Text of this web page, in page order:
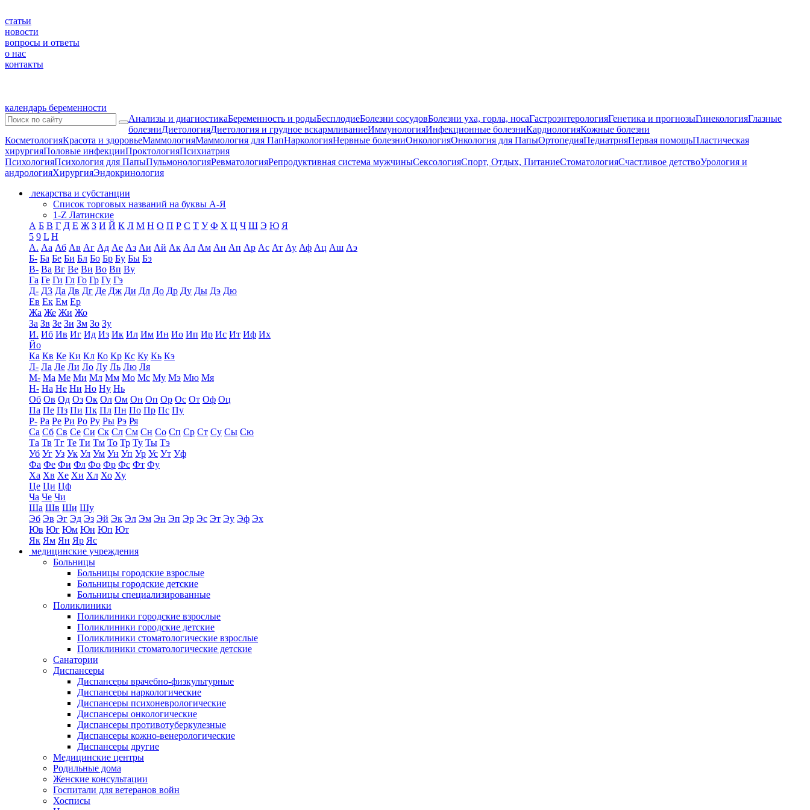
статьи
новости
вопросы и ответы
о нас
контакты
календарь беременности
Анализы и диагностикаБеременность и родыБесплодиеБолезни сосудовБолезни уха, горла, носаГастроэнтерологияГенетика и прогнозыГинекологияГлазные
болезниДиетологияДиетология и грудное вскармливаниеИммунологияИнфекционные болезниКардиологияКожные болезни
КосметологияКрасота и здоровьеМаммологияМаммология для ПапНаркологияНервные болезниОнкологияОнкология для ПапыОртопедияПедиатрияПервая помощьПластическая
хирургияПоловые инфекцииПроктологияПсихиатрия
ПсихологияПсихология для ПапыПульмонологияРевматологияРепродуктивная система мужчиныСексологияСпорт, Отдых, ПитаниеСтоматологияСчастливое детствоУрология и
андрологияХирургияЭндокринология
лекарства и субстанции
Список торговых названий на буквы А-Я
1-Z Латинские
А Б В Г Д Е Ж З И Й К Л М Н О П Р С Т У Ф Х Ц Ч Ш Э Ю Я
5 9 L H
А. Аа Аб Ав Аг Ад Ае Аз Аи Ай Ак Ал Ам Ан Ап Ар Ас Ат Ау Аф Ац Аш Аэ
Б- Ба Бе Би Бл Бо Бр Бу Бы Бэ
В- Ва Вг Ве Ви Во Вп Ву
Га Ге Ги Гл Го Гр Гу Гэ
Д- Д3 Да Дв Дг Де Дж Ди Дл До Др Ду Ды Дэ Дю
Ев Ек Ем Ер
Жа Же Жи Жо
За Зв Зе Зи Зм Зо Зу
И. Иб Ив Иг Ид Из Ик Ил Им Ин Ио Ип Ир Ис Ит Иф Их
Йо
Ка Кв Ке Ки Кл Ко Кр Кс Ку Кь Кэ
Л- Ла Ле Ли Ло Лу Ль Лю Ля
М- Ма Ме Ми Мл Мм Мо Мс Му Мэ Мю Мя
Н- На Не Ни Но Ну Нь
Об Ов Од Оз Ок Ол Ом Он Оп Ор Ос От Оф Оц
Па Пе Пз Пи Пк Пл Пн По Пр Пс Пу
Р- Ра Ре Ри Ро Ру Ры Рэ Ря
Са Сб Св Се Си Ск Сл См Сн Со Сп Ср Ст Су Сы Сю
Та Тв Тг Те Ти Тм То Тр Ту Ты Тэ
Уб Уг Уз Ук Ул Ум Ун Уп Ур Ус Ут Уф
Фа Фе Фи Фл Фо Фр Фс Фт Фу
Ха Хв Хе Хи Хл Хо Ху
Це Ци Цф
Ча Че Чи
Ша Шв Ши Шу
Эб Эв Эг Эд Эз Эй Эк Эл Эм Эн Эп Эр Эс Эт Эу Эф Эх
Юв Юг Юм Юн Юп Ют
Як Ям Ян Яр Яс
медицинские учреждения
Больницы
Больницы городские взрослые
Больницы городские детские
Больницы специализированные
Поликлиники
Поликлиники городские взрослые
Поликлиники городские детские
Поликлиники стоматологические взрослые
Поликлиники стоматологические детские
Санатории
Диспансеры
Диспансеры врачебно-физкультурные
Диспансеры наркологические
Диспансеры психоневрологические
Диспансеры онкологические
Диспансеры противотуберкулезные
Диспансеры кожно-венерологические
Диспансеры другие
Медицинские центры
Родильные дома
Женские консультации
Госпитали для ветеранов войн
Хосписы